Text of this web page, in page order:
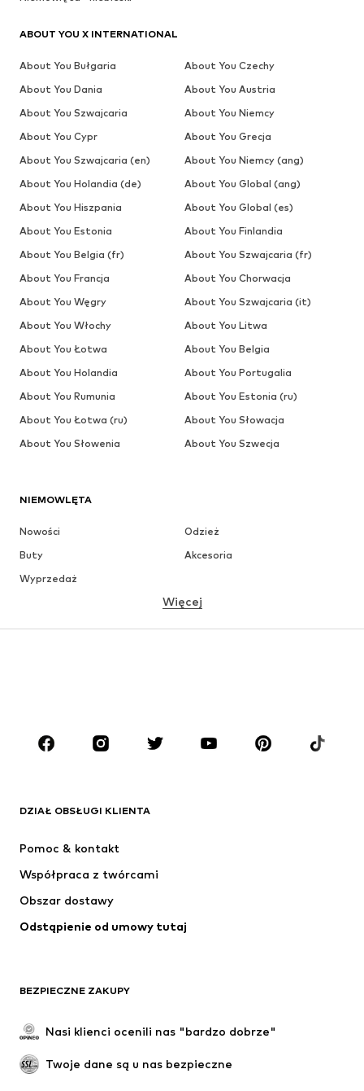
NIEMOWLĘTA
Nowości
Odzież
Buty
Akcesoria
Wyprzedaż
MARKI
Next
SUPERFIT
Więcej
DZIAŁ OBSŁUGI KLIENTA
Pomoc & kontakt
Współpraca z twórcami
Obszar dostawy
Odstąpienie od umowy tutaj
BEZPIECZNE ZAKUPY
Nasi klienci ocenili nas "bardzo dobrze"
Twoje dane są u nas bezpieczne
ABOUT YOU X INTERNATIONAL
About You Bułgaria
About You Czechy
About You Dania
About You Austria
About You Szwajcaria
About You Niemcy
About You Cypr
About You Grecja
About You Szwajcaria (en)
About You Niemcy (ang)
About You Holandia (de)
About You Global (ang)
About You Hiszpania
About You Global (es)
About You Estonia
About You Finlandia
About You Belgia (fr)
About You Szwajcaria (fr)
About You Francja
About You Chorwacja
About You Węgry
About You Szwajcaria (it)
About You Włochy
About You Litwa
About You Łotwa
About You Belgia
About You Holandia
About You Portugalia
About You Rumunia
About You Estonia (ru)
About You Łotwa (ru)
About You Słowacja
About You Słowenia
About You Szwecja